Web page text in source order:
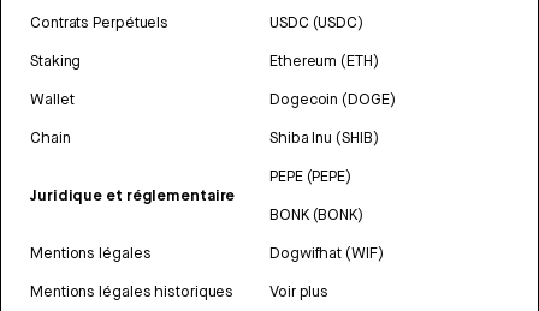
Contrats Perpétuels
Staking
Wallet
Chain
Juridique et réglementaire
Mentions légales
Mentions légales historiques
USDC (USDC)
Ethereum (ETH)
Dogecoin (DOGE)
Shiba Inu (SHIB)
PEPE (PEPE)
BONK (BONK)
Dogwifhat (WIF)
Voir plus